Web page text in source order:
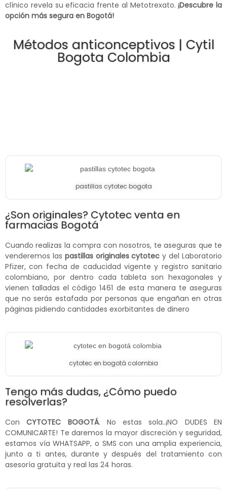
clínico revela su eficacia frente al Metotrexato.¡Descubre la
opción más segura en Bogotá!
Métodos anticonceptivos | Cytil
Bogota Colombia
pastillas cytotec bogota
¿Son originales? Cytotec venta en
farmacias Bogotá
Cuando realizas la compra con nosotros, te aseguras que te
venderemos las pastillas originales cytotec y del Laboratorio
Pfizer, con fecha de caducidad vigente y registro sanitario
colombiano, por dentro cada tableta son hexagonales y
vienen talladas el código 1461 de esta manera te aseguras
que no serás estafada por personas que engañan en otras
páginas pidiendo cantidades exorbitantes de dinero
cytotec en bogotá colombia
Tengo más dudas, ¿Cómo puedo
resolverlas?
ConCYTOTEC BOGOTÁ. No estas sola..¡NO DUDES EN
COMUNICARTE! Te daremos la mayor discreción y seguridad,
estamos vía WHATSAPP, o SMS con una amplia experiencia,
junto a ti antes, durante y después del tratamiento con
asesoría gratuita y real las 24 horas.